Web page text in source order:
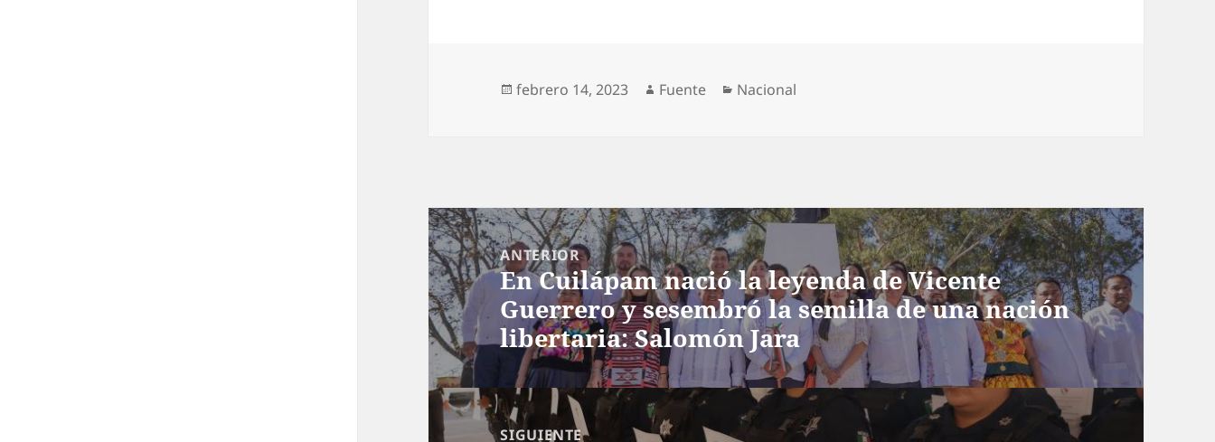
Publicado
febrero 14, 2023 Autor
Fuente Categorías
Nacional
Navegación
de
entradas
ANTERIOR
Entrada
anterior:
En Cuilápam nació la leyenda de Vicente
Guerrero y sesembró la semilla de una nación
libertaria: Salomón Jara
SIGUIENTE